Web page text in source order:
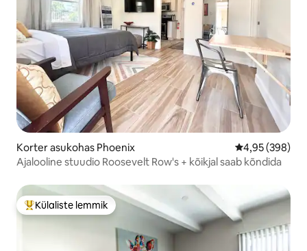
Korter asukohas Phoenix Keskmine
4,95 (398)
Ajalooline stuudio Roosevelt Row's + kõikjal saab kõndida
Külaliste suur lemmik
Külaliste lemmik